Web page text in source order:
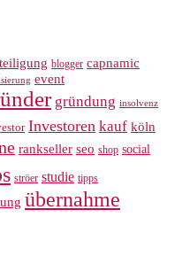
blogger capnamic
event
gründung insolvenz
Investoren kauf köln
rankseller seo shop social
ströer studie tipps
übernahme